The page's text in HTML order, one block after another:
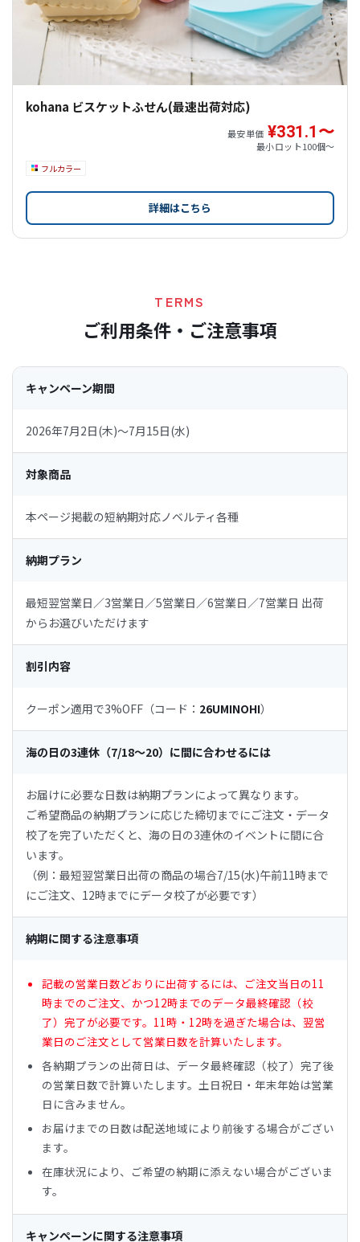
kohana ビスケットふせん(最速出荷対応)
最安単価 ¥331.1〜
最小ロット100個〜
フルカラー
詳細はこちら
TERMS
ご利用条件・ご注意事項
キャンペーン期間
2026年7月2日(木)〜7月15日(水)
対象商品
本ページ掲載の短納期対応ノベルティ各種
納期プラン
最短翌営業日／3営業日／5営業日／6営業日／7営業日 出荷
からお選びいただけます
割引内容
クーポン適用で3%OFF（コード： 26UMINOHI）
海の日の3連休（7/18〜20）に間に合わせるには
お届けに必要な日数は納期プランによって異なります。
ご希望商品の納期プランに応じた締切までにご注文・データ
校了を完了いただくと、海の日の3連休のイベントに間に合
います。
（例：最短翌営業日出荷の商品の場合7/15(水)午前11時まで
にご注文、12時までにデータ校了が必要です）
納期に関する注意事項
記載の営業日数どおりに出荷するには、ご注文当日の11
時までのご注文、かつ12時までのデータ最終確認（校
了）完了が必要です。11時・12時を過ぎた場合は、翌営
業日のご注文として営業日数を計算いたします。
各納期プランの出荷日は、データ最終確認（校了）完了後
の営業日数で計算いたします。土日祝日・年末年始は営業
日に含みません。
お届けまでの日数は配送地域により前後する場合がござい
ます。
在庫状況により、ご希望の納期に添えない場合がございま
す。
キャンペーンに関する注意事項